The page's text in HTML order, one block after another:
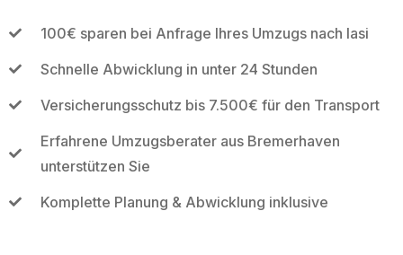
100€ sparen bei Anfrage Ihres Umzugs nach Iasi
Schnelle Abwicklung in unter 24 Stunden
Versicherungsschutz bis 7.500€ für den Transport
Erfahrene Umzugsberater aus Bremerhaven
unterstützen Sie
Komplette Planung & Abwicklung inklusive